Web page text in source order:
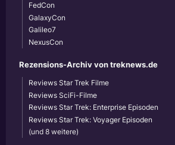
FedCon
GalaxyCon
Galileo7
NexusCon
Rezensions-Archiv von treknews.de
Reviews Star Trek Filme
Reviews SciFi-Filme
Reviews Star Trek: Enterprise Episoden
Reviews Star Trek: Voyager Episoden
(und 8 weitere)